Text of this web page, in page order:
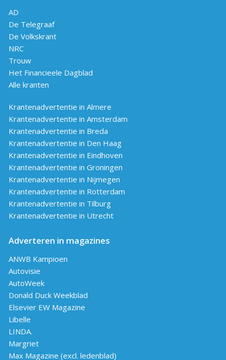
AD
De Telegraaf
De Volkskrant
NRC
Trouw
Het Financieele Dagblad
Alle kranten
Krantenadvertentie in Almere
Krantenadvertentie in Amsterdam
Krantenadvertentie in Breda
Krantenadvertentie in Den Haag
Krantenadvertentie in Eindhoven
Krantenadvertentie in Groningen
Krantenadvertentie in Nijmegen
Krantenadvertentie in Rotterdam
Krantenadvertentie in Tilburg
Krantenadvertentie in Utrecht
Adverteren in magazines
ANWB Kampioen
Autovisie
AutoWeek
Donald Duck Weekblad
Elsevier EW Magazine
Libelle
LINDA.
Margriet
Max Magazine (excl. ledenblad)